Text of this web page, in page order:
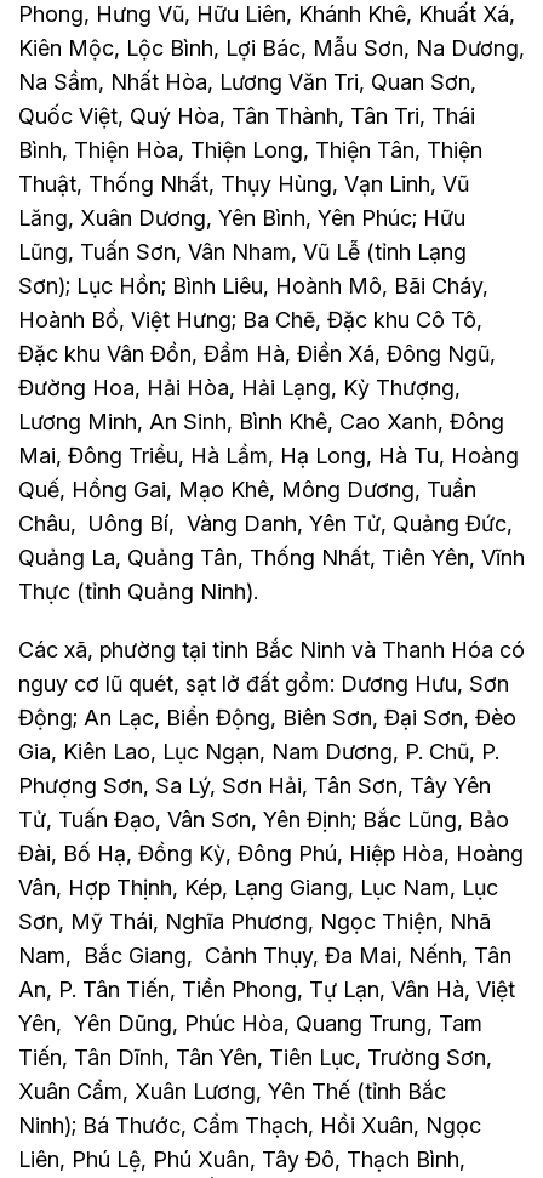
Phong, Hưng Vũ, Hữu Liên, Khánh Khê, Khuất Xá,
Kiên Mộc, Lộc Bình, Lợi Bác, Mẫu Sơn, Na Dương,
Na Sầm, Nhất Hòa, Lương Văn Tri, Quan Sơn,
Quốc Việt, Quý Hòa, Tân Thành, Tân Tri, Thái
Bình, Thiện Hòa, Thiện Long, Thiện Tân, Thiện
Thuật, Thống Nhất, Thụy Hùng, Vạn Linh, Vũ
Lăng, Xuân Dương, Yên Bình, Yên Phúc; Hữu
Lũng, Tuấn Sơn, Vân Nham, Vũ Lễ (tỉnh Lạng
Sơn); Lục Hồn; Bình Liêu, Hoành Mô, Bãi Cháy,
Hoành Bồ, Việt Hưng; Ba Chẽ, Đặc khu Cô Tô,
Đặc khu Vân Đồn, Đầm Hà, Điền Xá, Đông Ngũ,
Đường Hoa, Hải Hòa, Hải Lạng, Kỳ Thượng,
Lương Minh, An Sinh, Bình Khê, Cao Xanh, Đông
Mai, Đông Triều, Hà Lầm, Hạ Long, Hà Tu, Hoàng
Quế, Hồng Gai, Mạo Khê, Mông Dương, Tuần
Châu, Uông Bí, Vàng Danh, Yên Tử, Quảng Đức,
Quảng La, Quảng Tân, Thống Nhất, Tiên Yên, Vĩnh
Thực (tỉnh Quảng Ninh).
Các xã, phường tại tỉnh Bắc Ninh và Thanh Hóa có
nguy cơ lũ quét, sạt lở đất gồm: Dương Hưu, Sơn
Động; An Lạc, Biển Động, Biên Sơn, Đại Sơn, Đèo
Gia, Kiên Lao, Lục Ngạn, Nam Dương, P. Chũ, P.
Phượng Sơn, Sa Lý, Sơn Hải, Tân Sơn, Tây Yên
Tử, Tuấn Đạo, Vân Sơn, Yên Định; Bắc Lũng, Bảo
Đài, Bố Hạ, Đồng Kỳ, Đông Phú, Hiệp Hòa, Hoàng
Vân, Hợp Thịnh, Kép, Lạng Giang, Lục Nam, Lục
Sơn, Mỹ Thái, Nghĩa Phương, Ngọc Thiện, Nhã
Nam, Bắc Giang, Cảnh Thụy, Đa Mai, Nếnh, Tân
An, P. Tân Tiến, Tiền Phong, Tự Lạn, Vân Hà, Việt
Yên, Yên Dũng, Phúc Hòa, Quang Trung, Tam
Tiến, Tân Dĩnh, Tân Yên, Tiên Lục, Trường Sơn,
Xuân Cẩm, Xuân Lương, Yên Thế (tỉnh Bắc
Ninh); Bá Thước, Cẩm Thạch, Hồi Xuân, Ngọc
Liên, Phú Lệ, Phú Xuân, Tây Đô, Thạch Bình,